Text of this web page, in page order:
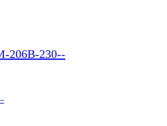
206B-230--